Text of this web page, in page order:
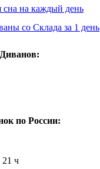
на каждый день
со Склада за 1 день
по России:
21 ч